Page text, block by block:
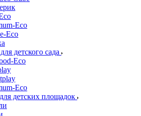
Еco
Eco
детского сада
Eco
Еco
детских площадок